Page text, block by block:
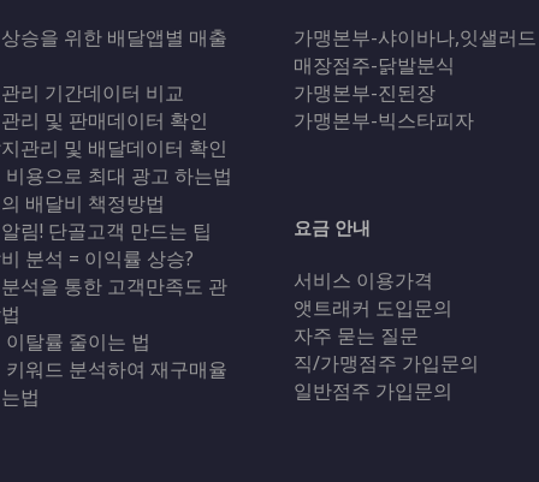
승을 위한 배달앱별 매출
리 기간데이터 비교
리 및 판매데이터 확인
관리 및 배달데이터 확인
비용으로 최대 광고 하는법
배달비 책정방법
림! 단골고객 만드는 팁
분석 = 이익률 상승?
석을 통한 고객만족도 관
이탈률 줄이는 법
키워드 분석하여 재구매율
법
가맹본부-샤이바나,잇샐러드
매장점주-닭발분식
가맹본부-진된장
가맹본부-빅스타피자
요금 안내
서비스 이용가격
앳트래커 도입문의
자주 묻는 질문
직/가맹점주 가입문의
일반점주 가입문의